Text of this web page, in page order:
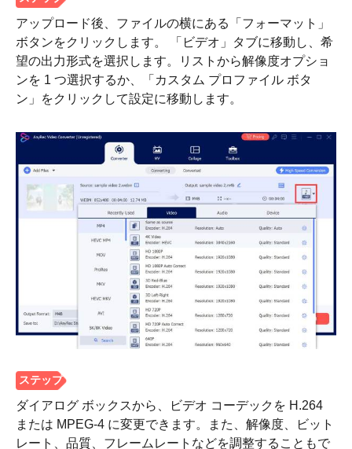
ステップ
1。
アップロード後、ファイルの横にある「フォーマット」
ボタンをクリックします。 「ビデオ」タブに移動し、希
望の出力形式を選択します。リストから解像度オプショ
ンを 1 つ選択するか、「カスタム プロファイル ボタ
ン」をクリックして設定に移動します。
ダイアログ ボックスから、ビデオ コーデックを H.264
または MPEG-4 に変更できます。また、解像度、ビット
レート、品質、フレームレートなどを調整することもで